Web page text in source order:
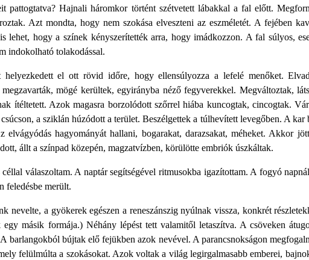
pattogtatva? Hajnali háromkor történt szétvetett lábakkal a fal előtt.
Azt mondta, hogy nem szokása elveszteni az eszméletét. A fejében
lehet, hogy a színek kényszerítették arra, hogy imádkozzon. A fal súlyos,
indokolható tolakodással.
helyezkedett el ott rövid időre, hogy ellensúlyozza a lefelé menőket.
mögé kerültek, egyirányba néző fegyverekkel. Megváltoztak,
ítéltetett. Azok magasra borzolódott szőrrel hiába kuncogtak, cincogtak.
a sziklán húzódott a terület. Beszélgettek a túlhevített levegőben. A
elvágyódás hagyományát hallani, bogarakat, darazsakat, méheket. Akkor
állt a színpad közepén, magzatvízben, körülötte embriók úszkáltak.
válaszoltam. A naptár segítségével ritmusokba igazítottam. A fogyó
feledésbe merült.
nevelte, a gyökerek egészen a reneszánszig nyúlnak vissza, konkrét
egy másik formája.) Néhány lépést tett valamitől letaszítva. A csöveken
barlangokból bújtak elő fejükben azok nevével. A parancsnokságon
felülmúlta a szokásokat. Azok voltak a világ legirgalmasabb emberei,